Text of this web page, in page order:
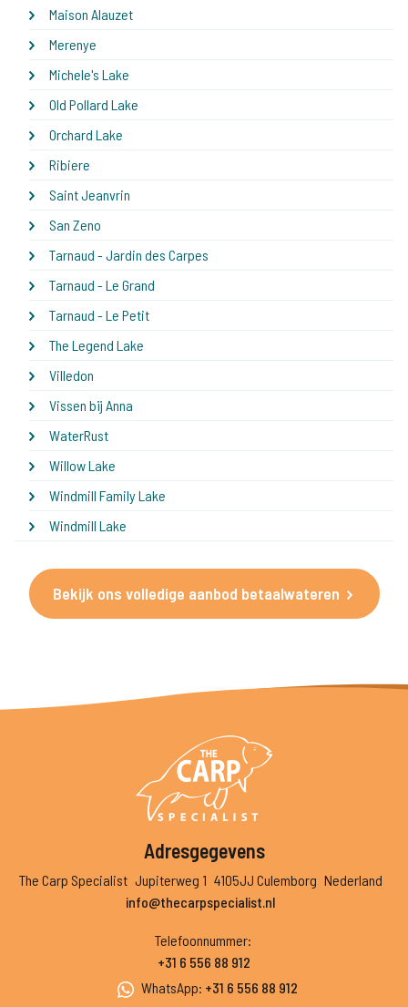
Maison Alauzet
Merenye
Michele's Lake
Old Pollard Lake
Orchard Lake
Ribiere
Saint Jeanvrin
San Zeno
Tarnaud - Jardin des Carpes
Tarnaud - Le Grand
Tarnaud - Le Petit
The Legend Lake
Villedon
Vissen bij Anna
WaterRust
Willow Lake
Windmill Family Lake
Windmill Lake
Bekijk ons volledige aanbod betaalwateren
Adresgegevens
The Carp Specialist Jupiterweg 1 4105JJ Culemborg Nederland
info@thecarpspecialist.nl
Telefoonnummer:
+31 6 556 88 912
WhatsApp: +31 6 556 88 912